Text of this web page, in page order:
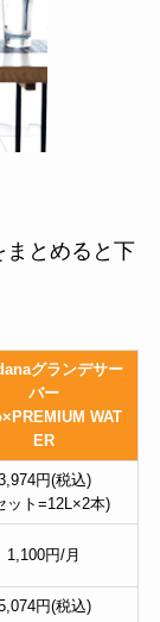
まとめると下
グランデサー
バー
WAT
ER
円(税込)
ット=12L×2本)
1,100円/月
円(税込)